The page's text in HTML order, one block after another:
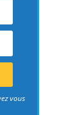
vous